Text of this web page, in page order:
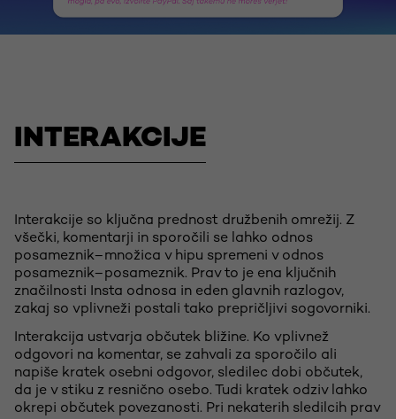
INTERAKCIJE
Interakcije so ključna prednost družbenih omrežij. Z
všečki, komentarji in sporočili se lahko odnos
posameznik–množica v hipu spremeni v odnos
posameznik–posameznik. Prav to je ena ključnih
značilnosti Insta odnosa in eden glavnih razlogov,
zakaj so vplivneži postali tako prepričljivi sogovorniki.
Interakcija ustvarja občutek bližine. Ko vplivnež
odgovori na komentar, se zahvali za sporočilo ali
napiše kratek osebni odgovor, sledilec dobi občutek,
da je v stiku z resnično osebo. Tudi kratek odziv lahko
okrepi občutek povezanosti. Pri nekaterih sledilcih prav